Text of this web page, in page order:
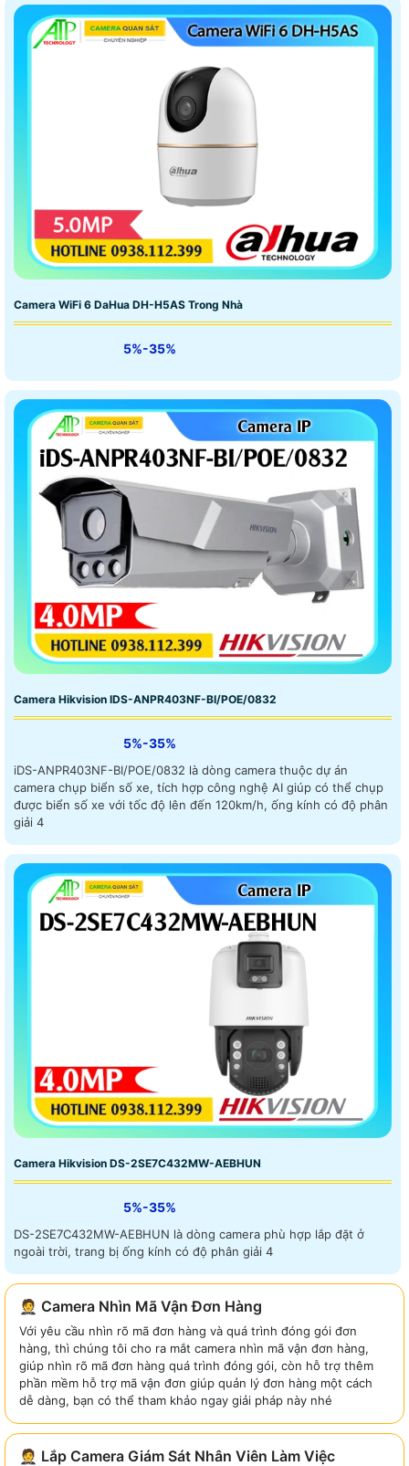
Camera WiFi 6 DaHua DH-H5AS Trong Nhà
5%-35%
Camera Hikvision IDS-ANPR403NF-BI/POE/0832
5%-35%
iDS-ANPR403NF-BI/POE/0832 là dòng camera thuộc dự án
camera chụp biển số xe, tích hợp công nghệ AI giúp có thể chụp
được biển số xe với tốc độ lên đến 120km/h, ống kính có độ phân
giải 4
Camera Hikvision DS-2SE7C432MW-AEBHUN
5%-35%
DS-2SE7C432MW-AEBHUN là dòng camera phù hợp lắp đặt ở
ngoài trời, trang bị ống kính có độ phân giải 4
🤵 Camera Nhìn Mã Vận Đơn Hàng
Với yêu cầu nhìn rõ mã đơn hàng và quá trình đóng gói đơn
hàng, thì chúng tôi cho ra mắt camera nhìn mã vận đơn hàng,
giúp nhìn rõ mã đơn hàng quá trình đóng gói, còn hỗ trợ thêm
phần mềm hỗ trợ mã vận đơn giúp quản lý đơn hàng một cách
dễ dàng, bạn có thể tham khảo ngay giải pháp này nhé
🤵 Lắp Camera Giám Sát Nhân Viên Làm Việc